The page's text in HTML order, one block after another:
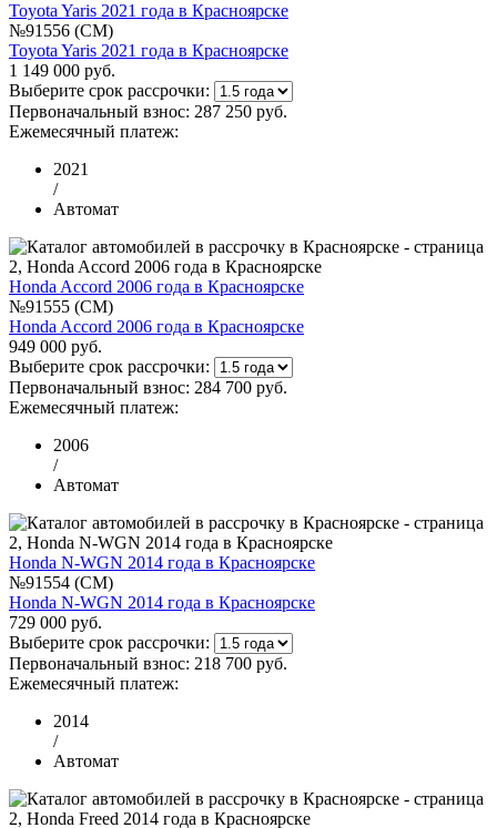
Toyota Yaris 2021 года в Красноярске
№91556 (CM)
Toyota Yaris 2021 года в Красноярске
1 149 000 руб.
Выберите срок рассрочки:
Первоначальный взнос: 287 250 руб.
Ежемесячный платеж:
2021
/
Автомат
Honda Accord 2006 года в Красноярске
№91555 (CM)
Honda Accord 2006 года в Красноярске
949 000 руб.
Выберите срок рассрочки:
Первоначальный взнос: 284 700 руб.
Ежемесячный платеж:
2006
/
Автомат
Honda N-WGN 2014 года в Красноярске
№91554 (CM)
Honda N-WGN 2014 года в Красноярске
729 000 руб.
Выберите срок рассрочки:
Первоначальный взнос: 218 700 руб.
Ежемесячный платеж:
2014
/
Автомат